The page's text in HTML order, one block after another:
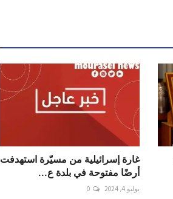
غارة إسرائيلية من مسيّرة استهدفت
أرضًا مفتوحة في بلدة ع...
يوليو 4, 2024 0